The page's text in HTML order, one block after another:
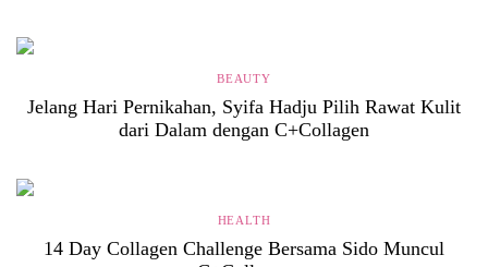
BEAUTY
Jelang Hari Pernikahan, Syifa Hadju Pilih Rawat Kulit
dari Dalam dengan C+Collagen
HEALTH
14 Day Collagen Challenge Bersama Sido Muncul